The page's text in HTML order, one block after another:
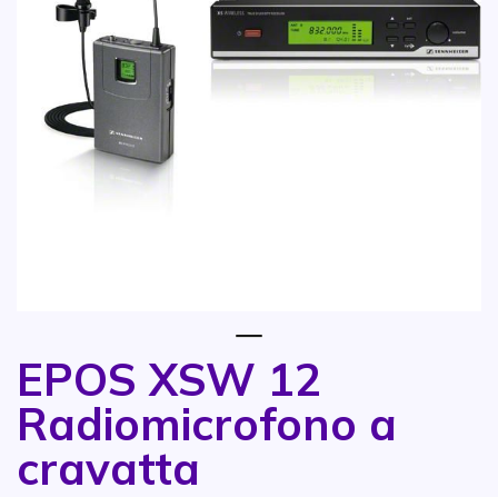
EPOS XSW 12
Radiomicrofono a
cravatta
Vai all'inizio della galleria di immagini